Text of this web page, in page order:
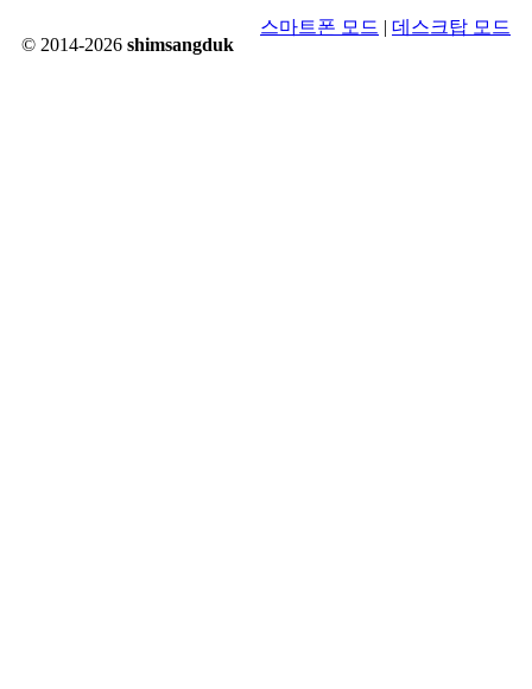
© 2014-2026 shimsangduk
스마트폰 모드 | 데스크탑 모드